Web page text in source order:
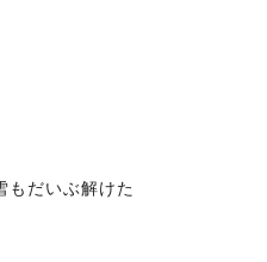
もだいぶ解けた